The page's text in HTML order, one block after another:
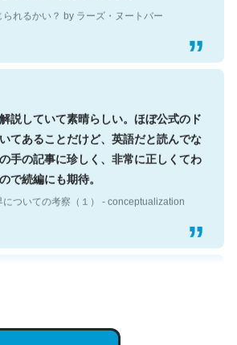
説していて素晴らしい。ほぼ公式のド
てあることだけど、英語だと読んでな
手の記事に珍しく、非常に正しくてわ
で続編にも期待。
entry/2023/03/27